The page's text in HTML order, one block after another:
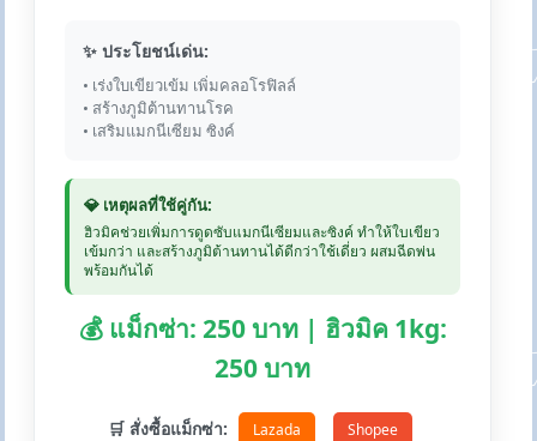
✨ ประโยชน์เด่น:
• เร่งใบเขียวเข้ม เพิ่มคลอโรฟิลล์
• สร้างภูมิต้านทานโรค
• เสริมแมกนีเซียม ซิงค์
💎 เหตุผลที่ใช้คู่กัน:
ฮิวมิคช่วยเพิ่มการดูดซับแมกนีเซียมและซิงค์ ทำให้ใบเขียว
เข้มกว่า และสร้างภูมิต้านทานได้ดีกว่าใช้เดี่ยว ผสมฉีดพ่น
พร้อมกันได้
💰 แม็กซ่า: 250 บาท | ฮิวมิค 1kg:
250 บาท
🛒 สั่งซื้อแม็กซ่า: Lazada Shopee